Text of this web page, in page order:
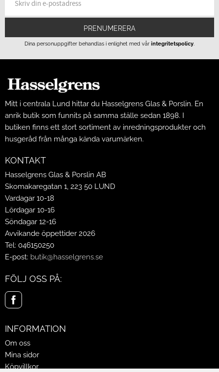
PRENUMERERA
Dina personuppgifter behandlas i enlighet med vår integritetspolicy.
Mitt i centrala Lund hittar du Hasselgrens Glas & Porslin. En
anrik butik som funnits på samma ställe sedan 1898. I
butiken finns ett stort sortiment av inredningsprodukter och
husgeråd från många kända varumärken.
KONTAKT
Hasselgrens Glas & Porslin AB
Skomakaregatan 1, 223 50 LUND
Vardagar 10-18
Lördagar 10-16
Söndagar 12-16
Avvikande öppettider 2026
Tel: 046150250
E-post: butik@hasselgrens.se
FÖLJ OSS PÅ:
INFORMATION
Om oss
Mina sidor
Köpvillkor